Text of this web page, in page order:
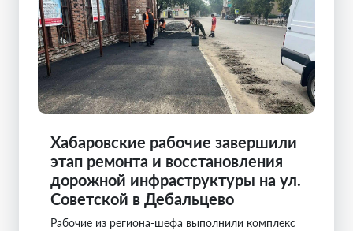
Хабаровские рабочие завершили
этап ремонта и восстановления
дорожной инфраструктуры на ул.
Советской в Дебальцево
Рабочие из региона-шефа выполнили комплекс